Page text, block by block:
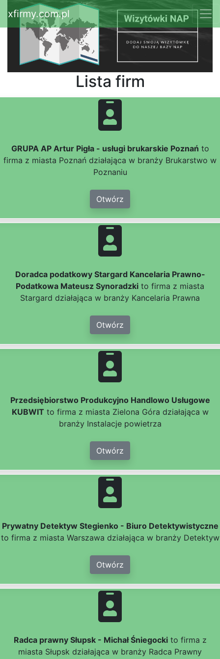
xfirmy.com.pl
Lista firm
GRUPA AP Artur Pigła - usługi brukarskie Poznań to
firma z miasta Poznań działająca w branży Brukarstwo w
Poznaniu
Otwórz
Doradca podatkowy Stargard Kancelaria Prawno-
Podatkowa Mateusz Synoradzki to firma z miasta
Stargard działająca w branży Kancelaria Prawna
Otwórz
Przedsiębiorstwo Produkcyjno Handlowo Usługowe
KUBWIT to firma z miasta Zielona Góra działająca w
branży Instalacje powietrza
Otwórz
Prywatny Detektyw Stegienko - Biuro Detektywistyczne
to firma z miasta Warszawa działająca w branży Detektyw
Otwórz
Radca prawny Słupsk - Michał Śniegockito firma z
miasta Słupsk działająca w branży Radca Prawny